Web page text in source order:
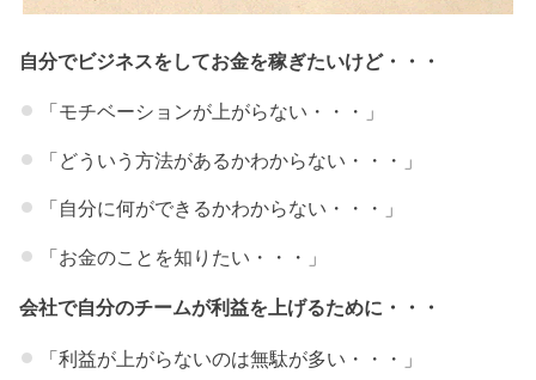
自分でビジネスをしてお金を稼ぎたいけど・・・
「モチベーションが上がらない・・・」
「どういう方法があるかわからない・・・」
「自分に何ができるかわからない・・・」
「お金のことを知りたい・・・」
会社で自分のチームが利益を上げるために・・・
「利益が上がらないのは無駄が多い・・・」